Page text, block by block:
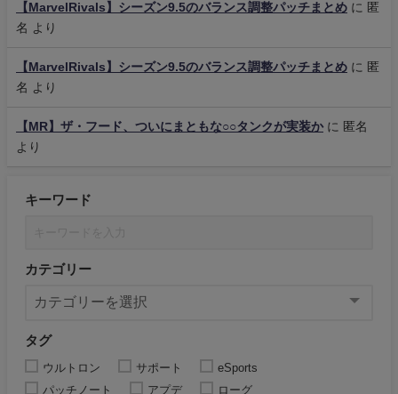
【MarvelRivals】シーズン9.5のバランス調整パッチまとめ に 匿
名 より
【MarvelRivals】シーズン9.5のバランス調整パッチまとめ に 匿
名 より
【MR】ザ・フード、ついにまともな○○タンクが実装かに 匿名
より
キーワード
カテゴリー
タグ
ウルトロン サポート
eSports
パッチノート
アプデ
ローグ